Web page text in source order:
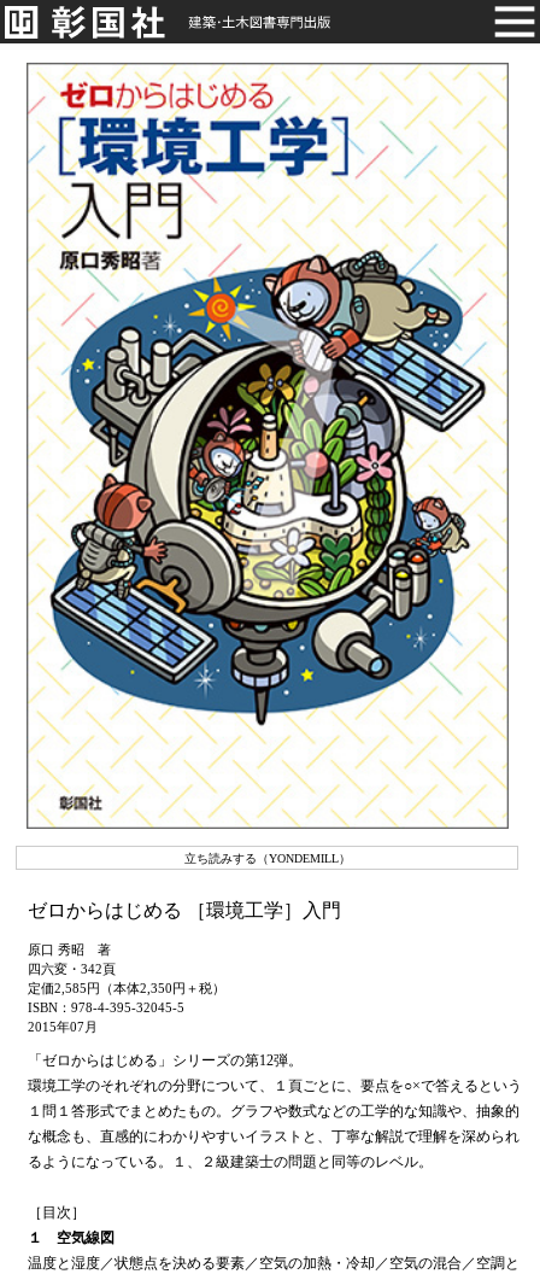
立ち読みする（YONDEMILL）
ゼロからはじめる ［環境工学］入門
原口 秀昭 著
四六変・342頁
定価2,585円（本体2,350円＋税）
ISBN：978-4-395-32045-5
2015年07月
「ゼロからはじめる」シリーズの第12弾。
環境工学のそれぞれの分野について、１頁ごとに、要点を○×で答えるという
１問１答形式でまとめたもの。グラフや数式などの工学的な知識や、抽象的
な概念も、直感的にわかりやすいイラストと、丁寧な解説で理解を深められ
るようになっている。１、２級建築士の問題と同等のレベル。
［目次］
１ 空気線図
温度と湿度／状態点を決める要素／空気の加熱・冷却／空気の混合／空調と